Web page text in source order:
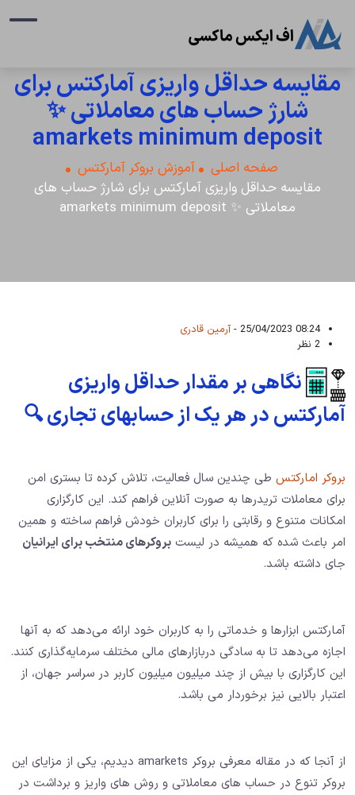
مقایسه حداقل واریزی آمارکتس برای
شارژ حساب های معاملاتی ✨
amarkets minimum deposit
صفحه اصلی
آموزش بروکر آمارکتس
مقایسه حداقل واریزی آمارکتس برای شارژ حساب های
معاملاتی ✨ amarkets minimum deposit
08:24 25/04/2023 -
آرمین قادری
2 نظر
نگاهی بر مقدار حداقل واریزی
آمارکتس در هر یک از حسابهای تجاری 🔍
بروکر امارکتس طی چندین سال فعالیت، تلاش کرده تا بستری امن
برای معاملات تریدرها به صورت آنلاین فراهم کند. این کارگزاری
امکانات متنوع و رقابتی را برای کاربران خودش فراهم ساخته و همین
امر باعث شده که همیشه در لیست بروکرهای منتخب برای ایرانیان
جای داشته باشد.
آمارکتس ابزارها و خدماتی را به کاربران خود ارائه می‌دهد که به آنها
اجازه می‌دهد تا به سادگی دربازارهای مالی مختلف سرمایه‌گذاری کنند.
این کارگزاری با بیش از چند میلیون میلیون کاربر در سراسر جهان، از
اعتبار بالایی نیز برخوردار می باشد.
از آنجا که در مقاله معرفی بروکر amarkets دیدیم، یکی از مزایای این
بروکر تنوع در حساب های معاملاتی و روش های واریز و برداشت در